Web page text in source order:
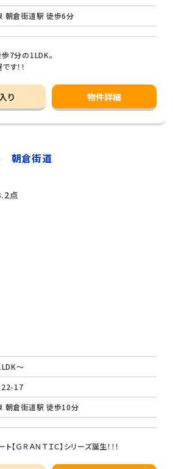
朝倉街道駅 徒歩6分
7分の1LDK。
す！！
り 物件詳細
ｃ 朝倉街道
点
～
22-17
朝倉街道駅 徒歩10分
【ＧＲＡＮＴＩＣ】シリーズ誕生！！！